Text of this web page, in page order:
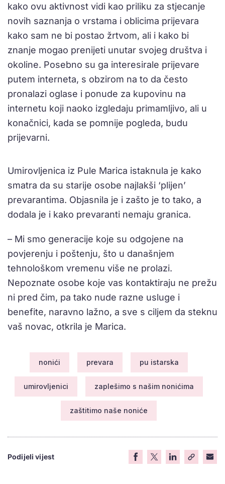
kako ovu aktivnost vidi kao priliku za stjecanje
novih saznanja o vrstama i oblicima prijevara
kako sam ne bi postao žrtvom, ali i kako bi
znanje mogao prenijeti unutar svojeg društva i
okoline. Posebno su ga interesirale prijevare
putem interneta, s obzirom na to da često
pronalazi oglase i ponude za kupovinu na
internetu koji naoko izgledaju primamljivo, ali u
konačnici, kada se pomnije pogleda, budu
prijevarni.
Umirovljenica iz Pule Marica istaknula je kako
smatra da su starije osobe najlakši ‘plijen’
prevarantima. Objasnila je i zašto je to tako, a
dodala je i kako prevaranti nemaju granica.
– Mi smo generacije koje su odgojene na
povjerenju i poštenju, što u današnjem
tehnološkom vremenu više ne prolazi.
Nepoznate osobe koje vas kontaktiraju ne prežu
ni pred čim, pa tako nude razne usluge i
benefite, naravno lažno, a sve s ciljem da steknu
vaš novac, otkrila je Marica.
nonići prevara pu istarska
umirovljenici zaplešimo s našim nonićima
zaštitimo naše noniće
Podijeli vijest